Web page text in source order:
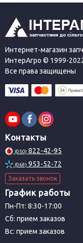
Интернет-магазин
ИнтерАгро © 1999-
Все права защищены
Контакты
(050) 822-42-95
(068) 953-52-72
Заказать звонок
График работы
Пн-Пт: 8:30-17:00
Сб: прием заказов
Вс: прием заказов